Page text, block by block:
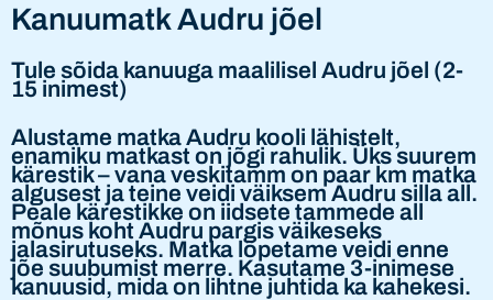
Kanuumatk Audru jõel
Tule sõida kanuuga maalilisel Audru jõel (2-
15 inimest)
Alustame matka Audru kooli lähistelt,
enamiku matkast on jõgi rahulik. Üks suurem
kärestik – vana veskitamm on paar km matka
algusest ja teine veidi väiksem Audru silla all.
Peale kärestikke on iidsete tammede all
mõnus koht Audru pargis väikeseks
jalasirutuseks. Matka lõpetame veidi enne
jõe suubumist merre. Kasutame 3-inimese
kanuusid, mida on lihtne juhtida ka kahekesi.